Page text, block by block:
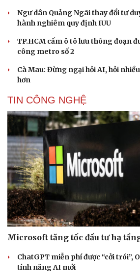
Ngư dân Quảng Ngãi thay đổi tư
hành nghiêm quy định IUU
TP.HCM cấm ô tô lưu thông đoạn
công metro số 2
Cà Mau: Đừng ngại hỏi AI, hỏi
hơn
TIN CÔNG NGHỆ
Microsoft tăng tốc đầu tư hạ
ChatGPT miễn phí được “cởi trói”,
tính năng AI mới